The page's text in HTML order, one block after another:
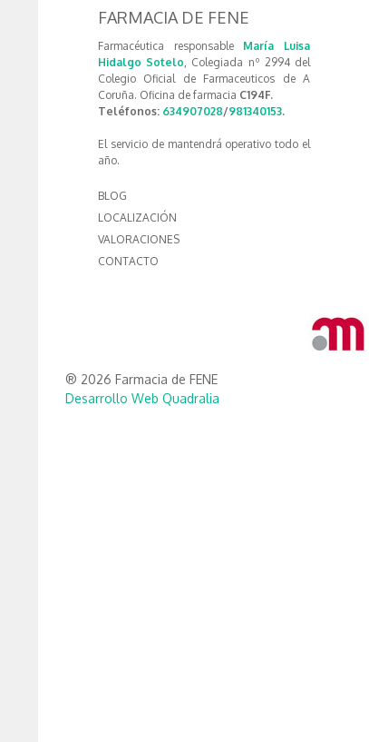
FARMACIA DE FENE
Farmacéutica responsable María Luisa
Hidalgo Sotelo, Colegiada nº 2994 del
Colegio Oficial de Farmaceuticos de A
Coruña. Oficina de farmacia C194F.
Teléfonos: 634907028/981340153.
El servicio de mantendrá operativo todo el
año.
BLOG
LOCALIZACIÓN
VALORACIONES
CONTACTO
® 2026 Farmacia de FENE
Desarrollo Web Quadralia